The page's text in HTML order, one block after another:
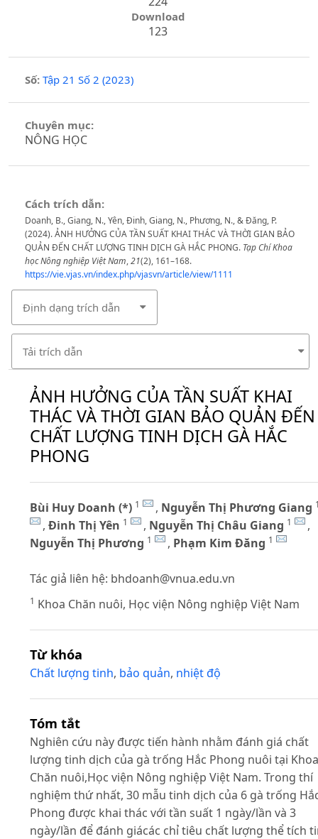
Download
123
Số: Tập 21 Số 2 (2023)
Chuyên mục:
NÔNG HỌC
Cách trích dẫn:
Doanh, B., Giang, N., Yên, Đinh, Giang, N., Phương, N., & Đăng, P.
(2024). ẢNH HƯỞNG CỦA TẦN SUẤT KHAI THÁC VÀ THỜI GIAN BẢO
QUẢN ĐẾN CHẤT LƯỢNG TINH DỊCH GÀ HẮC PHONG. Tạp Chí Khoa
học Nông nghiệp Việt Nam,21(2), 161–168.
https://vie.vjas.vn/index.php/vjasvn/article/view/1111
Định dạng trích dẫn
Tải trích dẫn
ẢNH HƯỞNG CỦA TẦN SUẤT KHAI
THÁC VÀ THỜI GIAN BẢO QUẢN ĐẾN
CHẤT LƯỢNG TINH DỊCH GÀ HẮC
PHONG
Bùi Huy Doanh (*) 1 , Nguyễn Thị Phương Giang
, Đinh Thị Yên 1 , Nguyễn Thị Châu Giang 1
,
Nguyễn Thị Phương 1 , Phạm Kim Đăng 1
Tác giả liên hệ: bhdoanh@vnua.edu.vn
1 Khoa Chăn nuôi, Học viện Nông nghiệp Việt Nam
Từ khóa
Chất lượng tinh, bảo quản, nhiệt độ
Tóm tắt
Nghiên cứu này được tiến hành nhằm đánh giá chất
lượng tinh dịch của gà trống Hắc Phong nuôi tại Khoa
Chăn nuôi,Học viện Nông nghiệp Việt Nam. Trong thí
nghiệm thứ nhất, 30 mẫu tinh dịch của 6 gà trống
Phong được khai thác với tần suất 1 ngày/lần và 3
ngày/lần để đánh giácác chỉ tiêu chất lượng thể tích